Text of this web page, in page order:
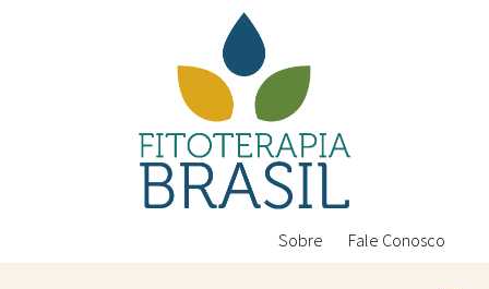
Sobre Fale Conosco